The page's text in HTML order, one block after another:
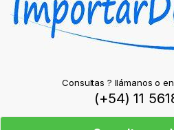
Consultas ? llámanos o
(+54) 11